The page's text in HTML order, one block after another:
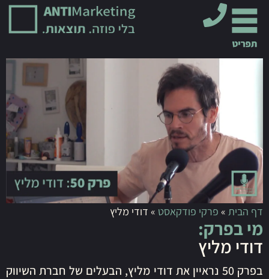
דף הבית » פרקי פודקאסט » דודי מליץ
מי בפרק:
דודי מליץ
בפרק 50 נראיין את דודי מליץ, הבעלים של חברת השיווק